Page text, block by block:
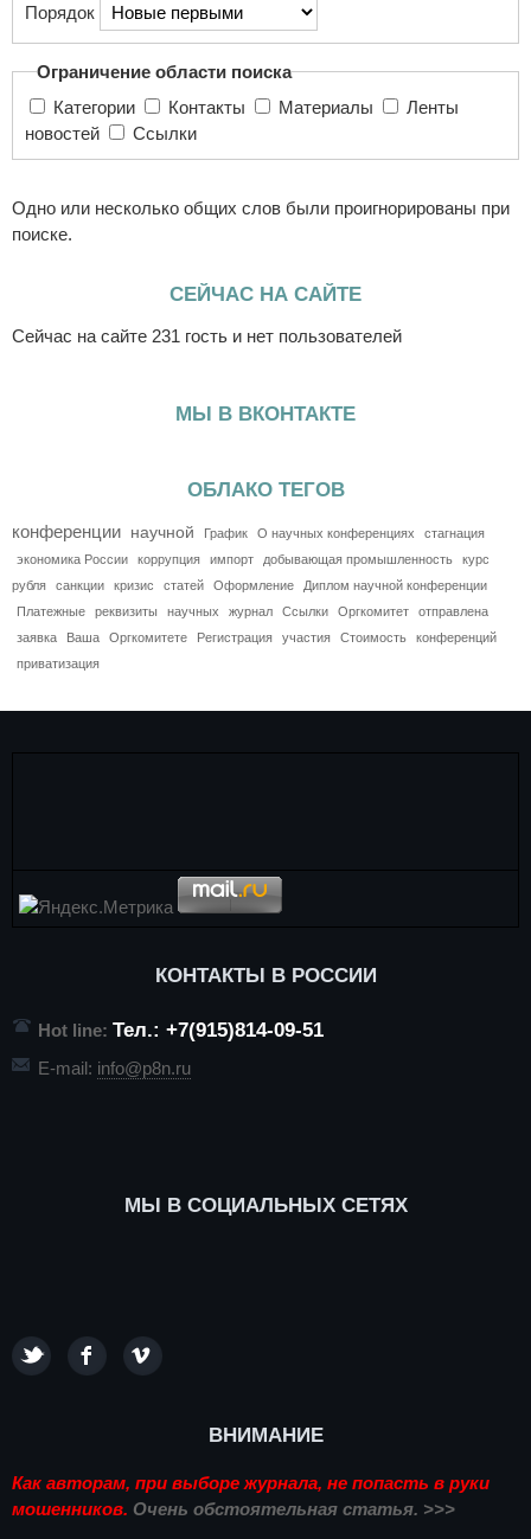
Порядок
Ограничение области поиска
Категории
Контакты Материалы
новостей
Ссылки
Одно или несколько общих слов были проигнорированы при
поиске.
СЕЙЧАС НА САЙТЕ
Сейчас на сайте 231 гость и нет пользователей
МЫ В ВКОНТАКТЕ
ОБЛАКО ТЕГОВ
конференции научной График О научных конференциях
стагнация
экономика России
коррупция импорт добывающая промышленность
курс
рубля
санкции кризис статей Оформление
Диплом научной конференции
Платежные
реквизиты научных журнал Ссылки Оргкомитет
отправлена
заявка
Ваша Оргкомитете Регистрация участия Стоимость
конференций
приватизация
КОНТАКТЫ В РОССИИ
Hot line: Тел.: +7(915)814-09-51
E-mail: info@p8n.ru
МЫ В СОЦИАЛЬНЫХ СЕТЯХ
ВНИМАНИЕ
Как авторам, при выборе журнала, не попасть в руки
мошенников. Очень обстоятельная статья. >>>